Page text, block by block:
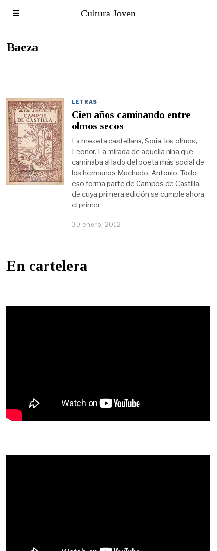
Cultura Joven
Baeza
LETRAS
Cien años caminando entre
olmos secos
La meseta castellana, Soria, los olmos,
Leonor. La mirada de aquella niña que
caminaba al lado del poeta más social de
los hermanos Machado, Antonio. Todo
eso forma parte de Campos de Castilla,
de cuya primera edición se cumple ahora
el primer
30 enero, 2012
En cartelera